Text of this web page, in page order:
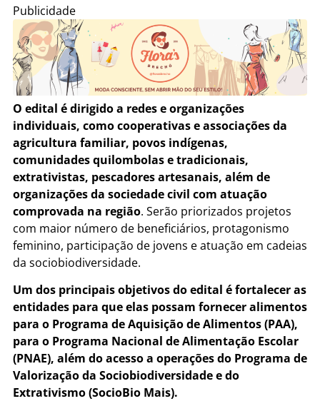
Publicidade
O edital é dirigido a redes e organizações
individuais, como cooperativas e associações da
agricultura familiar, povos indígenas,
comunidades quilombolas e tradicionais,
extrativistas, pescadores artesanais, além de
organizações da sociedade civil com atuação
comprovada na região. Serão priorizados projetos
com maior número de beneficiários, protagonismo
feminino, participação de jovens e atuação em cadeias
da sociobiodiversidade.
Um dos principais objetivos do edital é fortalecer as
entidades para que elas possam fornecer alimentos
para o Programa de Aquisição de Alimentos (PAA),
para o Programa Nacional de Alimentação Escolar
(PNAE), além do acesso a operações do Programa de
Valorização da Sociobiodiversidade e do
Extrativismo (SocioBio Mais).